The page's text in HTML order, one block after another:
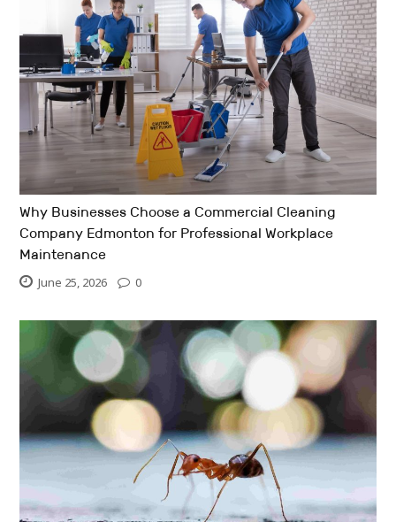
Why Businesses Choose a Commercial Cleaning
Company Edmonton for Professional Workplace
Maintenance
June 25, 2026 0